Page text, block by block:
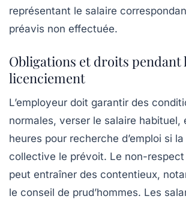
représentant le salaire
préavis non effectuée.
Obligations et droits pendant
licenciement
L’employeur doit garantir des
normales, verser le salaire habituel,
heures pour recherche d’emploi si
collective le prévoit. Le non-
peut entraîner des contentieux,
le conseil de prud’hommes. Les